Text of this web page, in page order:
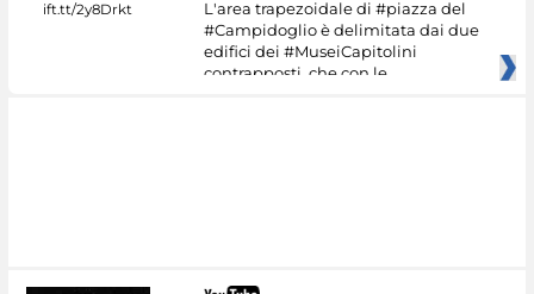
L'area trapezoidale di #piazza del
#Campidoglio è delimitata dai due
edifici dei #MuseiCapitolini
contrapposti, che con le